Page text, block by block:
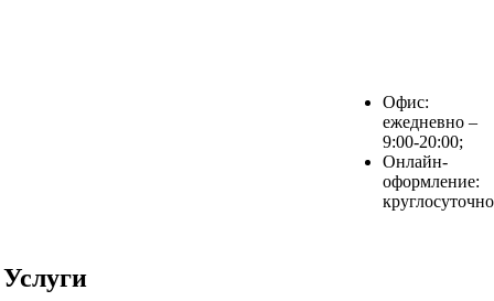
Офис:
ежедневно –
9:00-20:00;
Онлайн-
оформление:
Услуги